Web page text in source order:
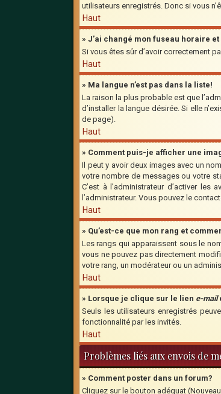
utilisateurs enregistrés. Donc si vous
Haut
» J’ai changé mon fuseau horaire
Si vous êtes sûr d’avoir correctement
Haut
» Ma langue n’est pas dans la liste!
La raison la plus probable est que
d’installer la langue désirée. Si elle
de page).
Haut
» Comment puis-je afficher une
Il peut y avoir deux images avec un
votre nombre de messages ou votre
C’est à l’administrateur d’activer
l’administrateur. Vous pouvez le
Haut
» Qu’est-ce que mon rang et
Les rangs qui apparaissent sous le
vous ne pouvez pas directement
votre rang, un modérateur ou un
Haut
» Lorsque je clique sur le lien e-mail
Seuls les utilisateurs enregistrés
fonctionnalité par les invités.
Haut
Problèmes liés aux envois de
» Comment poster dans un forum?
Cliquez sur le bouton adéquat